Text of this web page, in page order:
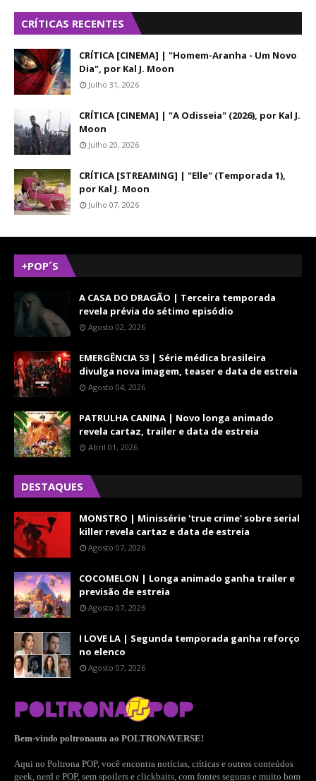
CRÍTICAS RECENTES
CRÍTICA [CINEMA] | "Homem-Aranha - Um Novo
Dia", por Kal J. Moon
Julho 31, 2026
CRÍTICA [CINEMA] | "A Odisseia" (2026), por Kal J.
Moon
Julho 20, 2026
CRÍTICA [STREAMING] | "Elle" (Temporada 1),
por Kal J. Moon
Julho 07, 2026
+POP´S
A CASA DO DRAGÃO | Terceira temporada
revela prévia do sétimo episódio
Agosto 02, 2026
EMERGÊNCIA 53 | Série médica brasileira
divulga nova imagem, teaser e data de estreia
Agosto 04, 2026
PATRULHA CANINA | Novo longa animado
revela cartaz, trailer e data de estreia
Abril 01, 2026
DESTAQUES
MONSTRO | Minissérie 'true crime' sobre serial
killer revela cartaz e data de estreia
Agosto 07, 2026
COCOMELON | Longa animado ganha trailer e
previsão de estreia
Agosto 07, 2026
I LOVE LA | Segunda temporada ganha reforço
no elenco
Agosto 07, 2026
Bem-vindo poltronauta ao POLTRONAVERSE!
Aqui no Poltrona POP, você encontra notícias, críticas e outros conteúdos
geek, nerd e POP, sem spoilers e clickbaits, com fontes seguras e muito bom